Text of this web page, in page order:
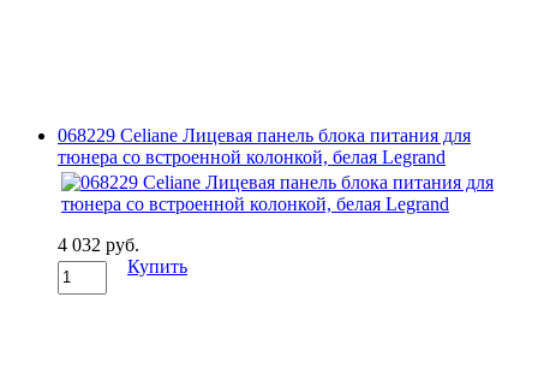
068229 Celiane Лицевая панель блока питания для
тюнера со встроенной колонкой, белая Legrand
4 032 руб.
Купить